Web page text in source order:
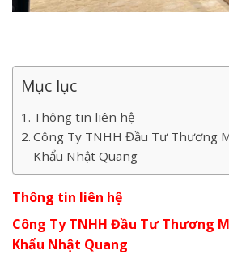
Mục lục
Thông tin liên hệ
Công Ty TNHH Đầu Tư Thương
Khẩu Nhật Quang
Thông tin liên hệ
Công Ty TNHH Đầu Tư Thương
Khẩu Nhật Quang